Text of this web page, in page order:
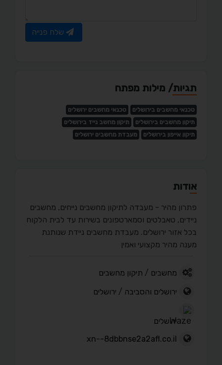
שלח פנייה
תגיות/ מילות מפתח
טכנאי מחשבים בירושלים
טכנאי מחשבים ירושלים
תיקון מחשבים בירושלים
תיקון מחשב נייד בירושלים
תיקון אייפון בירושלים
מעבדת מחשבים ירושלים
אודות
פתרון מהיר - מעבדה לתיקון מחשבים נייחים, מחשבים
ניידים, טאבלטים וסמארטפונים בשירות עד לבית הלקוח
בכל אזור ירושלים. מעבדת מחשבים ניידת שנותנת
מענה מהיר מקצועי ואמין
מחשבים / תיקון מחשבים
ירושלים והסביבה / ירושלים
ירושלים
xn--8dbbnse2a2afl.co.il